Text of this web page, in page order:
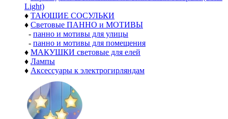
Light)
♦ ТАЮЩИЕ СОСУЛЬКИ
♦ Световые ПАННО и МОТИВЫ
- панно и мотивы для улицы
- панно и мотивы для помещения
♦ МАКУШКИ световые для елей
♦ Лампы
♦ Аксессуары к электрогирляндам